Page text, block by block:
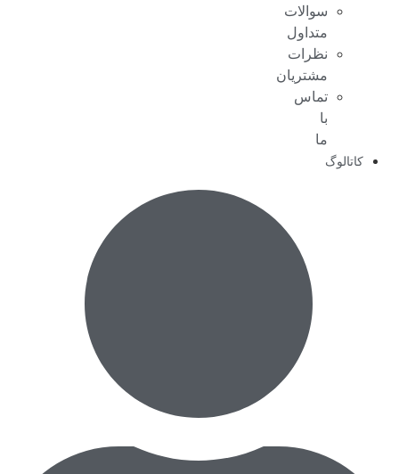
سوالات
متداول
نظرات
مشتریان
تماس
با
ما
کاتالوگ